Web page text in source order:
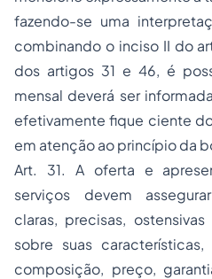
fazendo-se uma
combinando o inciso II do
dos artigos 31 e 46, é
mensal deverá ser
efetivamente fique ciente
em atenção ao princípio da
Art. 31. A oferta e
serviços devem
claras, precisas,
sobre suas
composição, preço,